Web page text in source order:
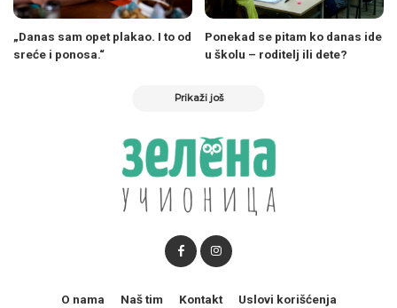
„Danas sam opet plakao. I to od
sreće i ponosa.“
Ponekad se pitam ko danas ide
u školu – roditelj ili dete?
Prikaži još
O nama Naš tim Kontakt Uslovi korišćenja